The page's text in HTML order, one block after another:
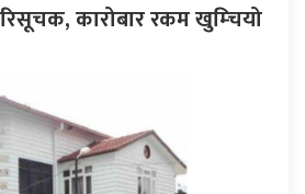
कारोबार रकम खुम्चियो